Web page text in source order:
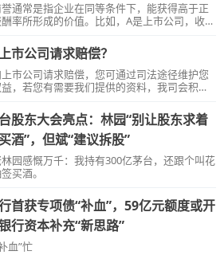
，中国县级城市十大活力城市。截止到
义乌A股上市公司有5个....
通常是指企业在同等条件下，能获得高于正
率所形成的价值。比如，A是上市公司，收购
亿元就是商誉。
市公司请求赔偿？
市公司请求赔偿，您可通过司法途径维护您
，若您有需要我们提供的资料，我司会积极
股东大会亮点：林园“别让股东求着
酒”，但斌“建议拆股”
园感慨万千：我持有300亿茅台，还跟个叫花
买酒。
首获专项债“补血”，59亿元额度或开
行资本补充“新思路”
血”忙